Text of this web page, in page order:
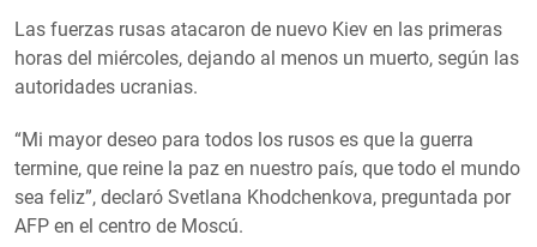
Las fuerzas rusas atacaron de nuevo Kiev en las primeras
horas del miércoles, dejando al menos un muerto, según las
autoridades ucranias.
“Mi mayor deseo para todos los rusos es que la guerra
termine, que reine la paz en nuestro país, que todo el mundo
sea feliz”, declaró Svetlana Khodchenkova, preguntada por
AFP en el centro de Moscú.